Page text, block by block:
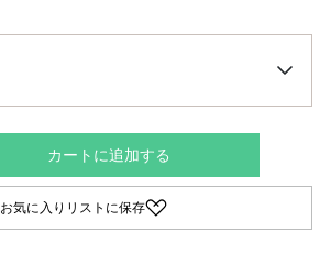
カートに追加する
お気に入りリストに保存